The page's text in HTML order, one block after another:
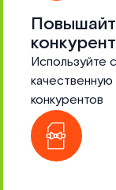
Используйте
конкурентов